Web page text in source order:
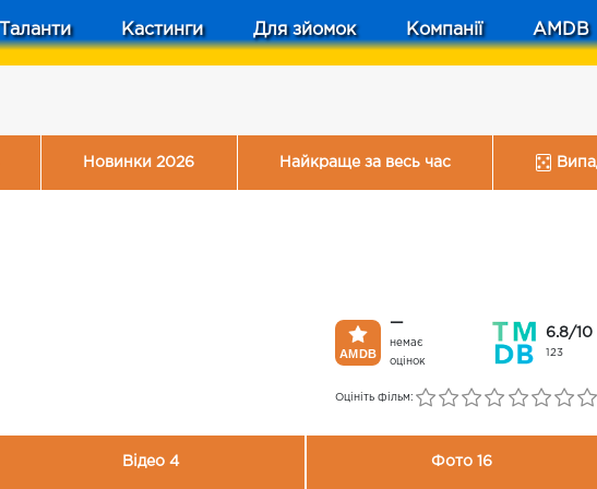
Таланти Кастинги Для зйомок Компанії AMDB
Новинки 2026 Найкраще за весь час
—
немає
оцінок
6.8/10
123
Оцініть фільм:
Відео 4 Фото 16